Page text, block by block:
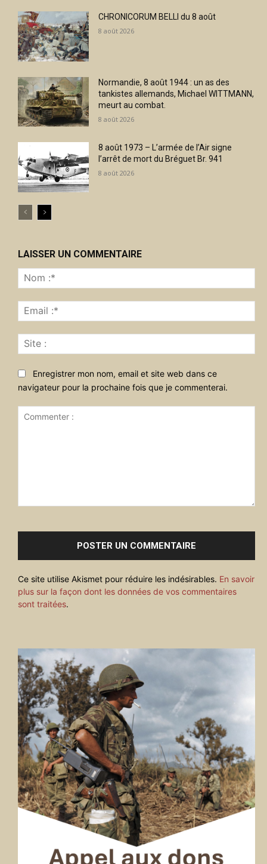
CHRONICORUM BELLI du 8 août
8 août 2026
Normandie, 8 août 1944 : un as des
tankistes allemands, Michael WITTMANN,
meurt au combat.
8 août 2026
8 août 1973 – L’armée de l’Air signe
l’arrêt de mort du Bréguet Br. 941
8 août 2026
LAISSER UN COMMENTAIRE
:*
:*
:
Enregistrer mon nom, email et site web dans ce
navigateur pour la prochaine fois que je commenterai.
Ce site utilise Akismet pour réduire les indésirables. En savoir
plus sur la façon dont les données de vos commentaires
sont traitées.